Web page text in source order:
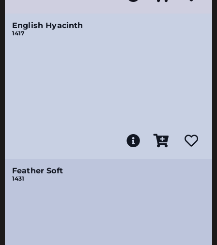
English Hyacinth
1417
Feather Soft
1431